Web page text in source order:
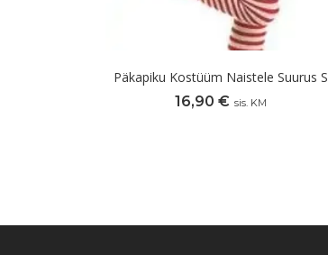
Päkapiku Kostüüm Naistele Suurus S
16,90 € sis. KM